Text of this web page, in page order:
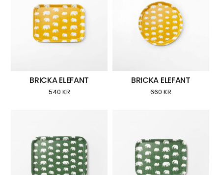
BRICKA ELEFANT
540 KR
BRICKA ELEFANT
660 KR